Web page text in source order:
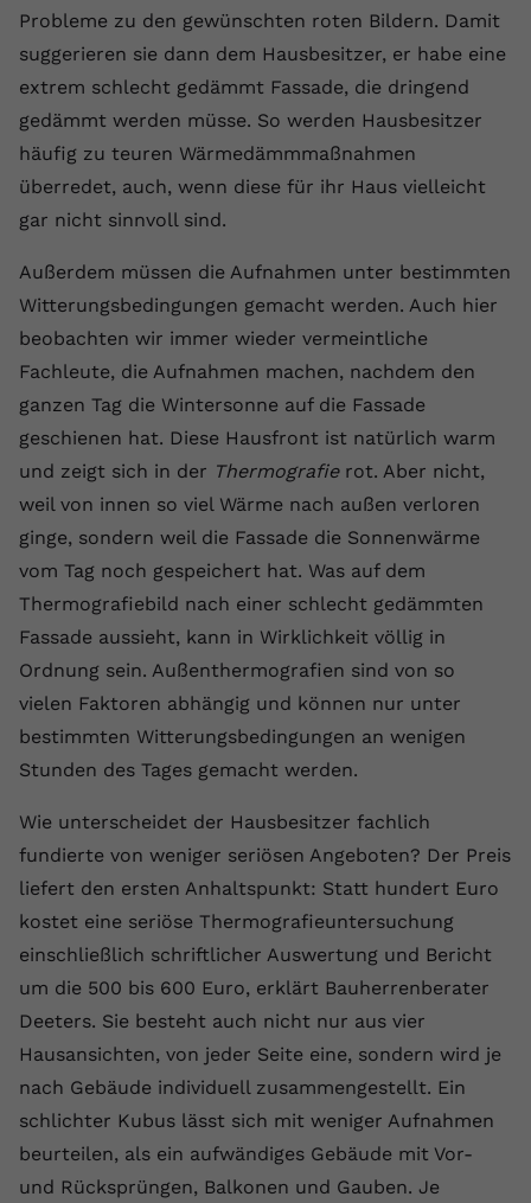
Probleme zu den gewünschten roten Bildern. Damit
suggerieren sie dann dem Hausbesitzer, er habe eine
extrem schlecht gedämmt Fassade, die dringend
gedämmt werden müsse. So werden Hausbesitzer
häufig zu teuren Wärmedämmmaßnahmen
überredet, auch, wenn diese für ihr Haus vielleicht
gar nicht sinnvoll sind.
Außerdem müssen die Aufnahmen unter bestimmten
Witterungsbedingungen gemacht werden. Auch hier
beobachten wir immer wieder vermeintliche
Fachleute, die Aufnahmen machen, nachdem den
ganzen Tag die Wintersonne auf die Fassade
geschienen hat. Diese Hausfront ist natürlich warm
und zeigt sich in der Thermografierot. Aber nicht,
weil von innen so viel Wärme nach außen verloren
ginge, sondern weil die Fassade die Sonnenwärme
vom Tag noch gespeichert hat. Was auf dem
Thermografiebild nach einer schlecht gedämmten
Fassade aussieht, kann in Wirklichkeit völlig in
Ordnung sein. Außenthermografien sind von so
vielen Faktoren abhängig und können nur unter
bestimmten Witterungsbedingungen an wenigen
Stunden des Tages gemacht werden.
Wie unterscheidet der Hausbesitzer fachlich
fundierte von weniger seriösen Angeboten? Der Preis
liefert den ersten Anhaltspunkt: Statt hundert Euro
kostet eine seriöse Thermografieuntersuchung
einschließlich schriftlicher Auswertung und Bericht
um die 500 bis 600 Euro, erklärt Bauherrenberater
Deeters. Sie besteht auch nicht nur aus vier
Hausansichten, von jeder Seite eine, sondern wird je
nach Gebäude individuell zusammengestellt. Ein
schlichter Kubus lässt sich mit weniger Aufnahmen
beurteilen, als ein aufwändiges Gebäude mit Vor-
und Rücksprüngen, Balkonen und Gauben. Je
yt.innertube::requests
Anbieter youtube.com
Dieser von YouTube gesetzte Cookie
registriert eine eindeutige ID, um
Videos von YouTube der Nutzer
Name yt.innertube::nextId
Anbieter
Laufzeit Session
Zweck
registriert eine eindeutige ID, um
Daten darüber zu speichern, welche
Videos von YouTube der Nutzer
gesehen hat.
Name yt-remote-connected-devices
Youtube.com
Zweck
YouTube setzt diesen Cookie, um die
Videopräferenzen des Nutzers zu
Videos verwendet.